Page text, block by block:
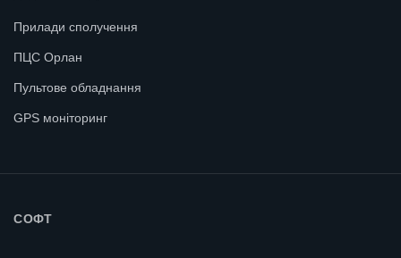
Прилади сполучення
ПЦС Орлан
Пультове обладнання
GPS моніторинг
СОФТ